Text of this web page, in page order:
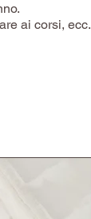
ai corsi, ecc.